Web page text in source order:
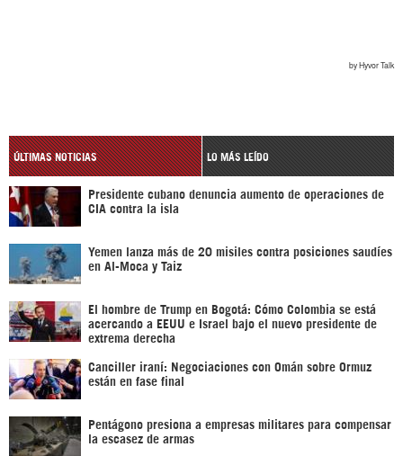
ÚLTIMAS NOTICIAS LO MÁS LEÍDO
Presidente cubano denuncia aumento de operaciones de
CIA contra la isla
Yemen lanza más de 20 misiles contra posiciones saudíes
en Al-Moca y Taiz
El hombre de Trump en Bogotá: Cómo Colombia se está
acercando a EEUU e Israel bajo el nuevo presidente de
extrema derecha
Canciller iraní: Negociaciones con Omán sobre Ormuz
están en fase final
Pentágono presiona a empresas militares para compensar
la escasez de armas